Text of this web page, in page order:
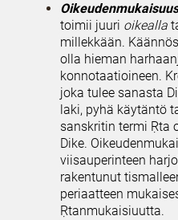
toimii juuri oikealla
millekkään.
olla hieman
konnotaatioineen.
joka tulee sanasta
laki, pyhä käytäntö
sanskritin termi Ṛta
Dike.
viisauperinteen
rakentunut
periaatteen
Ṛtanmukaisiuutta.